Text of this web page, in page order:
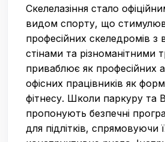
Скелелазіння стало
видом спорту, що
професійних скеледромів з
стінами та різноманітними
приваблює як професійних
офісних працівників як
фітнесу. Школи паркуру та
пропонують безпечні
для підлітків, спрямовуючи